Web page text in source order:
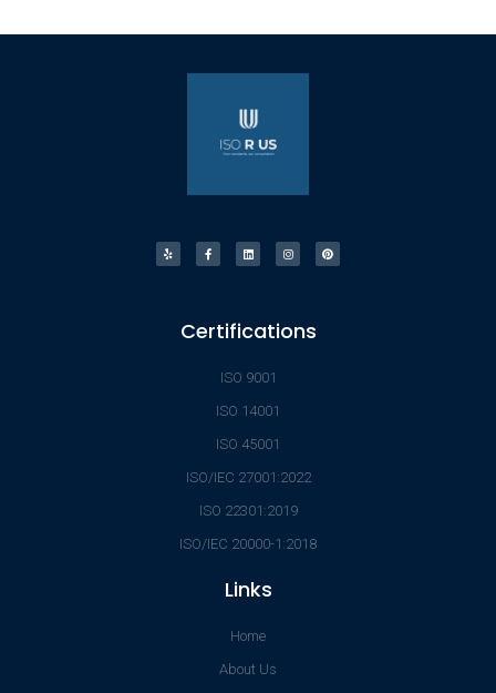
Certifications
ISO 9001
ISO 14001
ISO 45001
ISO/IEC 27001:2022
ISO 22301:2019
ISO/IEC 20000-1:2018
Links
Home
About Us